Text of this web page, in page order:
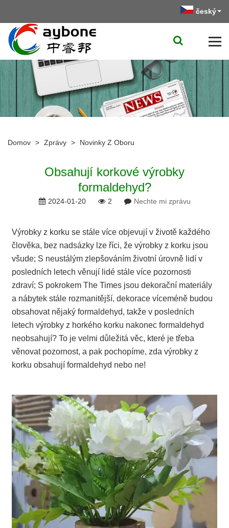
český
Domov > Zprávy > Novinky Z Oboru
Obsahují korkové výrobky
formaldehyd?
2024-01-20 2 Nechte mi zprávu
Výrobky z korku se stále více objevují v životě každého
člověka, bez nadsázky lze říci, že výrobky z korku jsou
všude; S neustálým zlepšováním životní úrovně lidí v
posledních letech věnují lidé stále více pozornosti
zdraví; S pokrokem The Times jsou dekorační materiály
a nábytek stále rozmanitější, dekorace víceméně budou
obsahovat nějaký formaldehyd, takže v posledních
letech výrobky z horkého korku nakonec formaldehyd
neobsahují? To je velmi důležitá věc, které je třeba
věnovat pozornost, a pak pochopíme, zda výrobky z
korku obsahují formaldehyd nebo ne!